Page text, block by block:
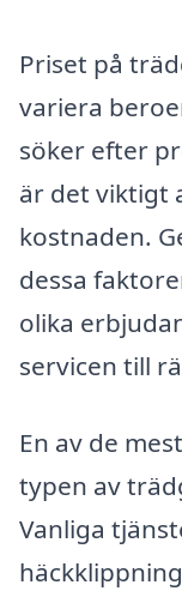
Priset på
variera
söker efter
är det viktigt
kostnaden.
dessa
olika
servicen till
En av de
typen av
Vanliga